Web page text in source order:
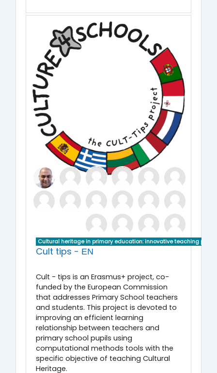
Cultural heritage in primary education: innovative teaching
Cult tips - ΕΝ
Cult - tips is an Erasmus+ project, co-
funded by the European Commission
that addresses Primary School teachers
and students. This project is devoted to
improving an efficient learning
relationship between teachers and
primary school pupils using
computational methods tools with the
specific objective of teaching Cultural
Heritage.